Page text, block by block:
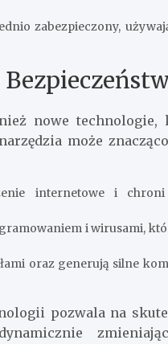
zabezpieczony,
nowe technologie,
może
internetowe i
i wirusami,
oraz generują silne
pozwala na